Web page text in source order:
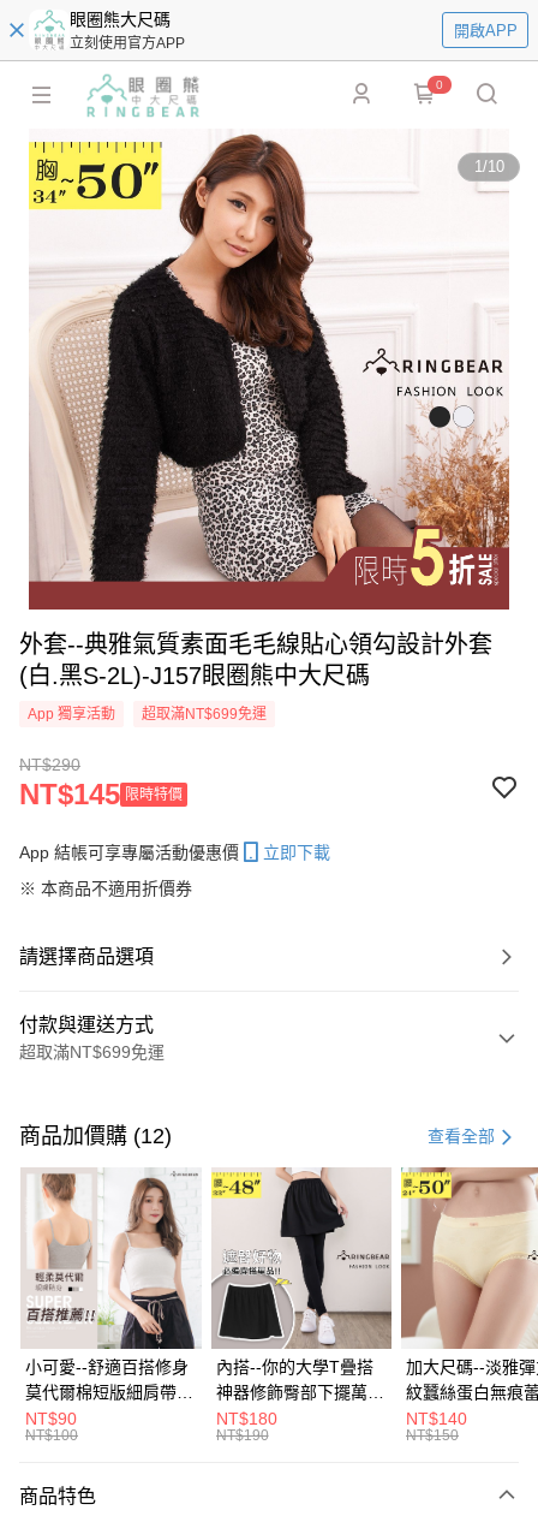
眼圈熊大尺碼
立刻使用官方APP
開啟APP
0
1/10
外套--典雅氣質素面毛毛線貼心領勾設計外套
(白.黑S-2L)-J157眼圈熊中大尺碼
App 獨享活動 超取滿NT$699免運
NT$290
NT$145 限時特價
App 結帳可享專屬活動優惠價
立即下載
※ 本商品不適用折價券
請選擇商品選項
付款與運送方式
超取滿NT$699免運
信用卡一次付款
超商取貨付款
LINE Pay
Apple Pay
街口支付
悠遊付
Google Pay
全盈+PAY
大哥付你分期
商品加價購 (12) 查看全部
小可愛--舒適百搭修身
莫代爾棉短版細肩帶素
色背心(白.黑.灰L-2L)-
U582眼圈熊中大尺碼
NT$90
NT$100
內搭--你的大學T疊搭
神器修飾臀部下擺萬用
內搭裙/遮臀裙(黑2L-
6L)-Q155眼圈熊中大
NT$180
NT$190
加大尺碼--淡雅
紋蠶絲蛋白無痕
角內褲(白.粉.藍.
3L)-L28眼圈熊中
NT$140
NT$150
商品特色